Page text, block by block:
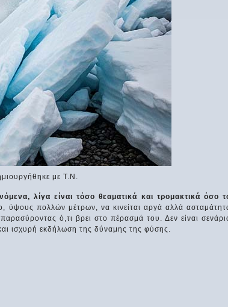
με Τ.Ν.
λίγα είναι τόσο θεαματικά και τρομακτικά όσο
ύψους πολλών μέτρων, να κινείται αργά αλλά
ό,τι βρει στο πέρασμά του. Δεν είναι
ισχυρή εκδήλωση της δύναμης της φύσης.